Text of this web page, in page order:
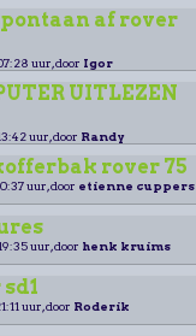
af rover
uur, door Igor
UITLEZEN
uur, door Randy
rover 75
uur, door etienne cuppers
uur, door henk kruims
uur, door Roderik